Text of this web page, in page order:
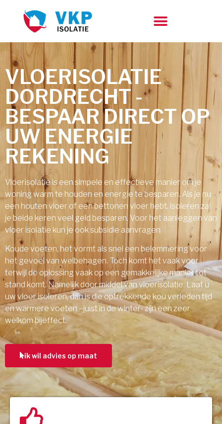
VLOERISOLATIE
DORDRECHT -
BESPAAR DIRECT OP
UW ENERGIE
REKENING
Vloerisolatie is een simpele en effectieve manier om je
woning warm te houden en energie te besparen. Als je nu
een houten vloer of een bettonen vloer hebt, isoleren zal
je beide keren veel geld besparen. Voor het aanleggen van
vloer isolatie kun je ook subsidie aanvragen
Koude voeten, het vormt als snel een belemmering voor
het gevoel van welbehagen. Toch komt het vaak voor
terwijl de oplossing vaak op een gemakkelijke manier tot
stand komt. Namelijk door middel van vloerisolatie. Laat u
uw vloer isoleren, dan is die optrekkende kou verleden tijd
en warmere voeten –juist in de winter- zijn een zeer
welkom bijeffect.
ik wil advies op maat